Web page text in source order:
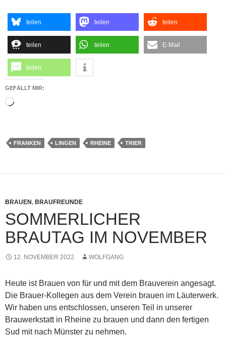
teilen teilen teilen
teilen teilen E-Mail
teilen
GEFÄLLT MIR:
Wird
FRANKEN LINGEN RHEINE TRIER
BRAUEN , BRAUFREUNDE
SOMMERLICHER
BRAUTAG IM NOVEMBER
12. NOVEMBER 2022 WOLFGANG
Heute ist Brauen von für und mit dem Brauverein angesagt.
Die Brauer-Kollegen aus dem Verein brauen im Läuterwerk.
Wir haben uns entschlossen, unseren Teil in unserer
Brauwerkstatt in Rheine zu brauen und dann den fertigen
Sud mit nach Münster zu nehmen.